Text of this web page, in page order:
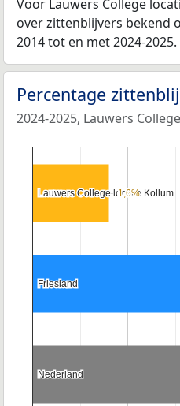
Voor Lauwers College
over zittenblijvers bekend
2014 tot en met 2024-2025.
Percentage
2024-2025, Lauwers
Lauwers College locatie Kollum
Lauwers College locatie Kollum
Friesland
Friesland
Nederland
Nederland
1,6%
1,6%